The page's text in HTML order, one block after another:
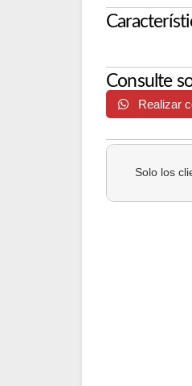
Consulte
Realizar
Solo los